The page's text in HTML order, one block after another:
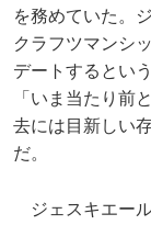
を務めていた。
クラフツマンシ
デートするとい
「いま当たり前
去には目新しい
だ。
ジェスキエー